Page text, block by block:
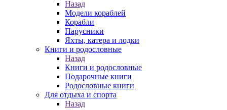
Назад
Модели кораблей
Корабли
Парусники
Яхты, катера и лодки
Книги и родословные
Назад
Книги и родословные
Подарочные книги
Родословные книги
Для отдыха и спорта
Назад